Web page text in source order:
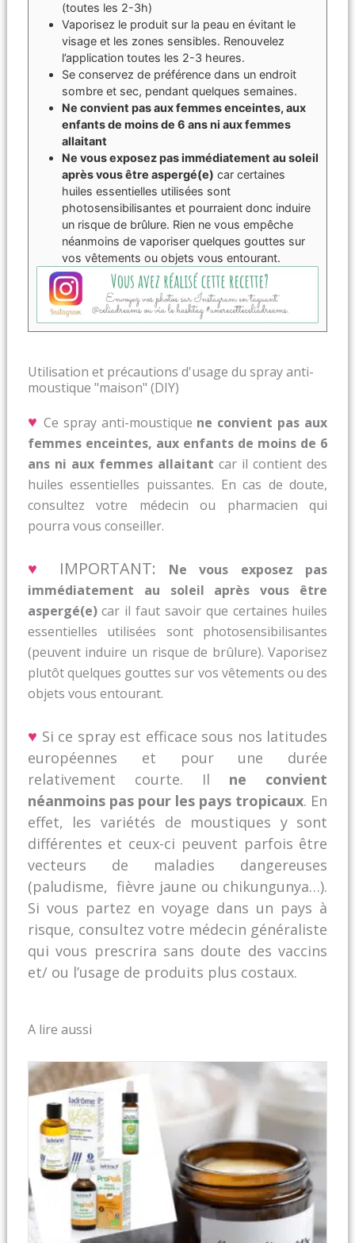
(toutes les 2-3h)
Vaporisez le produit sur la peau en évitant le
visage et les zones sensibles. Renouvelez
l’application toutes les 2-3 heures.
Se conservez de préférence dans un endroit
sombre et sec, pendant quelques semaines.
Ne convient pas aux femmes enceintes, aux
enfants de moins de 6 ans ni aux femmes
allaitant
Ne vous exposez pas immédiatement au soleil
après vous être aspergé(e) car certaines
huiles essentielles utilisées sont
photosensibilisantes et pourraient donc induire
un risque de brûlure. Rien ne vous empêche
néanmoins de vaporiser quelques gouttes sur
vos vêtements ou objets vous entourant.
Utilisation et précautions d'usage du spray anti-
moustique "maison" (DIY)
♥ Ce spray anti-moustique ne convient pas aux
femmes enceintes, aux enfants de moins de 6
ans ni aux femmes allaitant car il contient des
huiles essentielles puissantes. En cas de doute,
consultez votre médecin ou pharmacien qui
pourra vous conseiller.
♥ IMPORTANT:
Ne vous exposez pas
immédiatement au soleil après vous être
aspergé(e)car il faut savoir que certaines huiles
essentielles utilisées sont photosensibilisantes
(peuvent induire un risque de brûlure). Vaporisez
plutôt quelques gouttes sur vos vêtements ou des
objets vous entourant.
♥ Si ce spray est efficace sous nos latitudes
européennes et pour une durée
relativement courte. Il ne convient
néanmoins pas pour les pays tropicaux. En
effet, les variétés de moustiques y sont
différentes et ceux-ci peuvent parfois être
vecteurs de maladies dangereuses
(paludisme, fièvre jaune ou chikungunya…).
Si vous partez en voyage dans un pays à
risque, consultez votre médecin généraliste
qui vous prescrira sans doute des vaccins
et/ ou l’usage de produits plus costaux.
A lire aussi